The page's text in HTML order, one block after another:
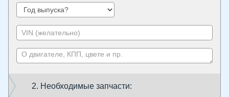
2. Необходимые запчасти: